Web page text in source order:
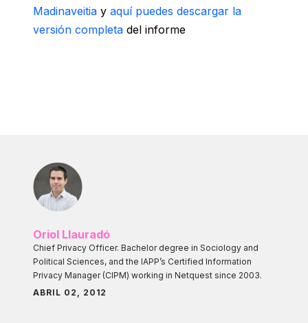
Madinaveitia y aquí puedes descargar la
versión completa del informe
Oriol Llauradó
Chief Privacy Officer. Bachelor degree in Sociology and
Political Sciences, and the IAPP’s Certified Information
Privacy Manager (CIPM) working in Netquest since 2003.
ABRIL 02, 2012